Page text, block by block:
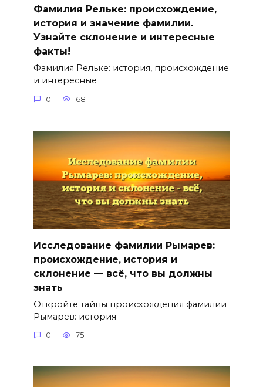
Фамилия Рельке: происхождение,
история и значение фамилии.
Узнайте склонение и интересные
факты!
Фамилия Рельке: история, происхождение
и интересные
0 68
Исследование фамилии Рымарев:
происхождение, история и
склонение — всё, что вы должны
знать
Откройте тайны происхождения фамилии
Рымарев: история
0 75